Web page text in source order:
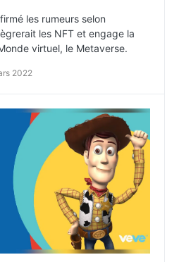
les rumeurs selon
les NFT et engage la
virtuel, le Metaverse.
2022
NFT, PALS, sur VeVe